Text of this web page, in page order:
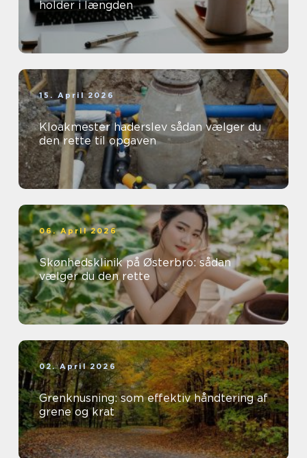
holder i længden
15. April 2026
Kloakmester haderslev sådan vælger du
den rette til opgaven
06. April 2026
Skønhedsklinik på Østerbro: sådan
vælger du den rette
02. April 2026
Grenknusning: som effektiv håndtering af
grene og krat